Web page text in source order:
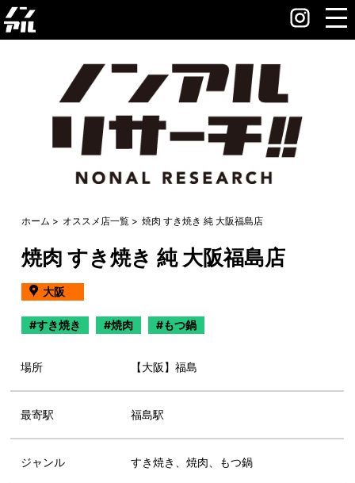
ホーム オススメ店一覧 焼肉 すき焼き 純 大阪福島店
焼肉 すき焼き 純 大阪福島店
大阪
すき焼き 焼肉 もつ鍋
場所 【大阪】福島
最寄駅 福島駅
ジャンル すき焼き、焼肉、もつ鍋